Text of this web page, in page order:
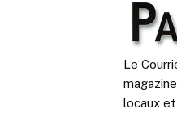
Le
locaux et